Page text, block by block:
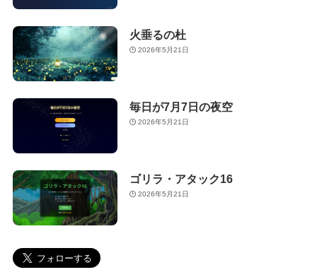
火垂るの杜
2026年5月21日
毎日が7月7日の夜空
2026年5月21日
ゴリラ・アタック16
2026年5月21日